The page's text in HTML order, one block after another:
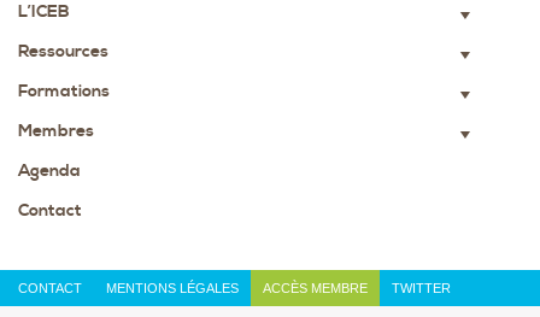
L’ICEB
▼
Ressources ▼
Formations ▼
Membres ▼
Agenda
Contact
CONTACT MENTIONS LÉGALES ACCÈS MEMBRE TWITTER